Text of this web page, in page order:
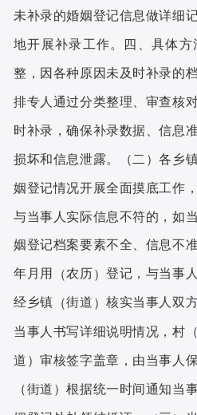
未补录的婚姻登记信息做详细
地开展补录工作。 四、具体方
整，因各种原因未及时补录的
排专人通过分类整理、审查核
时补录，确保补录数据、信息
损坏和信息泄露。 （ 二 ）各乡
姻登记情况开展全面摸底工作
与当事人实际信息不符的，如
姻登记档案要素不全、信息不
年月用 （农历）登记，与当事
经乡镇 （街道 ）核实当事人双
当事人书写详细说明情况，村
道 ）审核签字盖章，由当事人
（街道 ）根据统一时间通知当